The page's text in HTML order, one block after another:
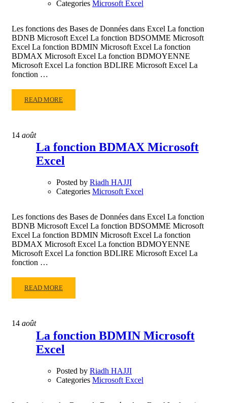
Categories Microsoft Excel
Les fonctions des Bases de Données dans Excel La fonction
BDNB Microsoft Excel La fonction BDSOMME Microsoft
Excel La fonction BDMIN Microsoft Excel La fonction
BDMAX Microsoft Excel La fonction BDMOYENNE
Microsoft Excel La fonction BDLIRE Microsoft Excel La
fonction …
READ
MORE
FONCTION
BDMOYENNE
MICROSOFT
READ MORE
14 août
La fonction BDMAX Microsoft
Excel
Posted by Riadh HAJJI
Categories Microsoft Excel
Les fonctions des Bases de Données dans Excel La fonction
BDNB Microsoft Excel La fonction BDSOMME Microsoft
Excel La fonction BDMIN Microsoft Excel La fonction
BDMAX Microsoft Excel La fonction BDMOYENNE
Microsoft Excel La fonction BDLIRE Microsoft Excel La
fonction …
READ
MORE
FONCTION
BDMAX
MICROSOFT
READ MORE
14 août
La fonction BDMIN Microsoft
Excel
Posted by Riadh HAJJI
Categories Microsoft Excel